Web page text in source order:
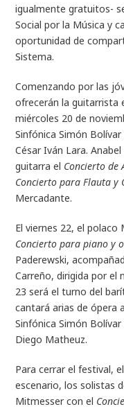
igualmente gratuitos-
Social por la Música y
oportunidad de
Sistema.
Comenzando por las
ofrecerán la guitarrista
miércoles 20 de
Sinfónica Simón
César Iván Lara.
guitarra el Concierto de
Concierto para Flauta y
Mercadante.
El viernes 22, el polaco
Concierto para piano y
Paderewski,
Carreño, dirigida por el
23 será el turno del
cantará arias de ópera
Sinfónica Simón
Diego Matheuz.
Para cerrar el festival,
escenario, los solistas
Mitmesser con el